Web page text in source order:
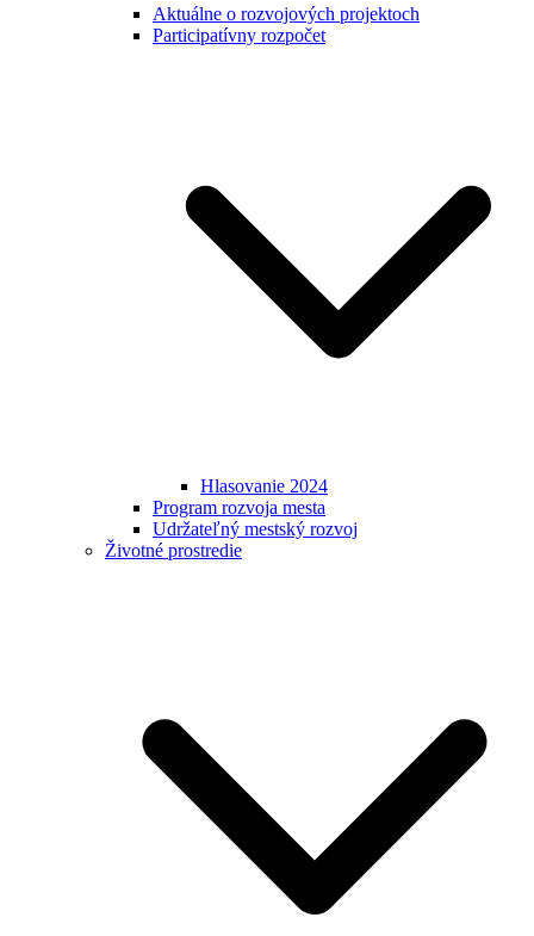
Aktuálne o rozvojových projektoch
Participatívny rozpočet
Hlasovanie 2024
Program rozvoja mesta
Udržateľný mestský rozvoj
Životné prostredie